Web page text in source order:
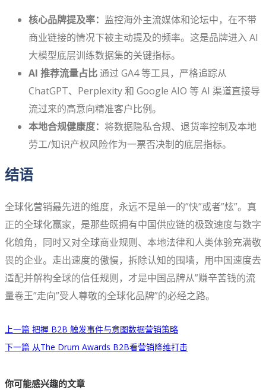
核心品牌提及率： 监控海外主流媒体和论坛中，在不带
商业链接的情况下被主动提及的频率。这是品牌进入 AI
大模型底层训练数据集的关键指标。
AI 推荐流量占比通过 GA4 等工具，严格追踪从
ChatGPT、Perplexity 和 Google AIO 等 AI 渠道直接导
流过来的高意向精准客户比例。
本地合规健康度： 将数据隐私合规、退货率控制及本地
劳工/知识产权风险作为一票否决制的底层指标。
结语
全球化营销最先进的维度，永远不是单一的”快”或者”炫”。真
正的全球化赢家，是那些既拥有中国供应链的极致速度与数字
化触角，同时又对全球商业规则、本地法律和人类体验充满敬
畏的企业。走出速度的傲慢，拆除认知的围墙，用中国速度去
适配并解构全球的信任规则，才是中国品牌从”赚辛苦钱的流
量卷王”走向”受人尊敬的全球化品牌”的必经之路。
上一篇 把握 B2B 触发事件与意图数据营销策略
下一篇 从The Drum Awards B2B看营销降维打击
你可能感兴趣的文章